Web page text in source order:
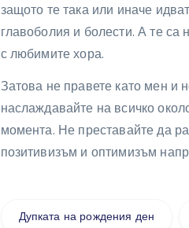
защото те така или иначе
главоболия и болести. А те са
с любимите хора.
Затова не правете като мен и
наслаждавайте на всичко
момента. Не преставайте да
позитивизъм и оптимизъм
Дупката на рождения ден